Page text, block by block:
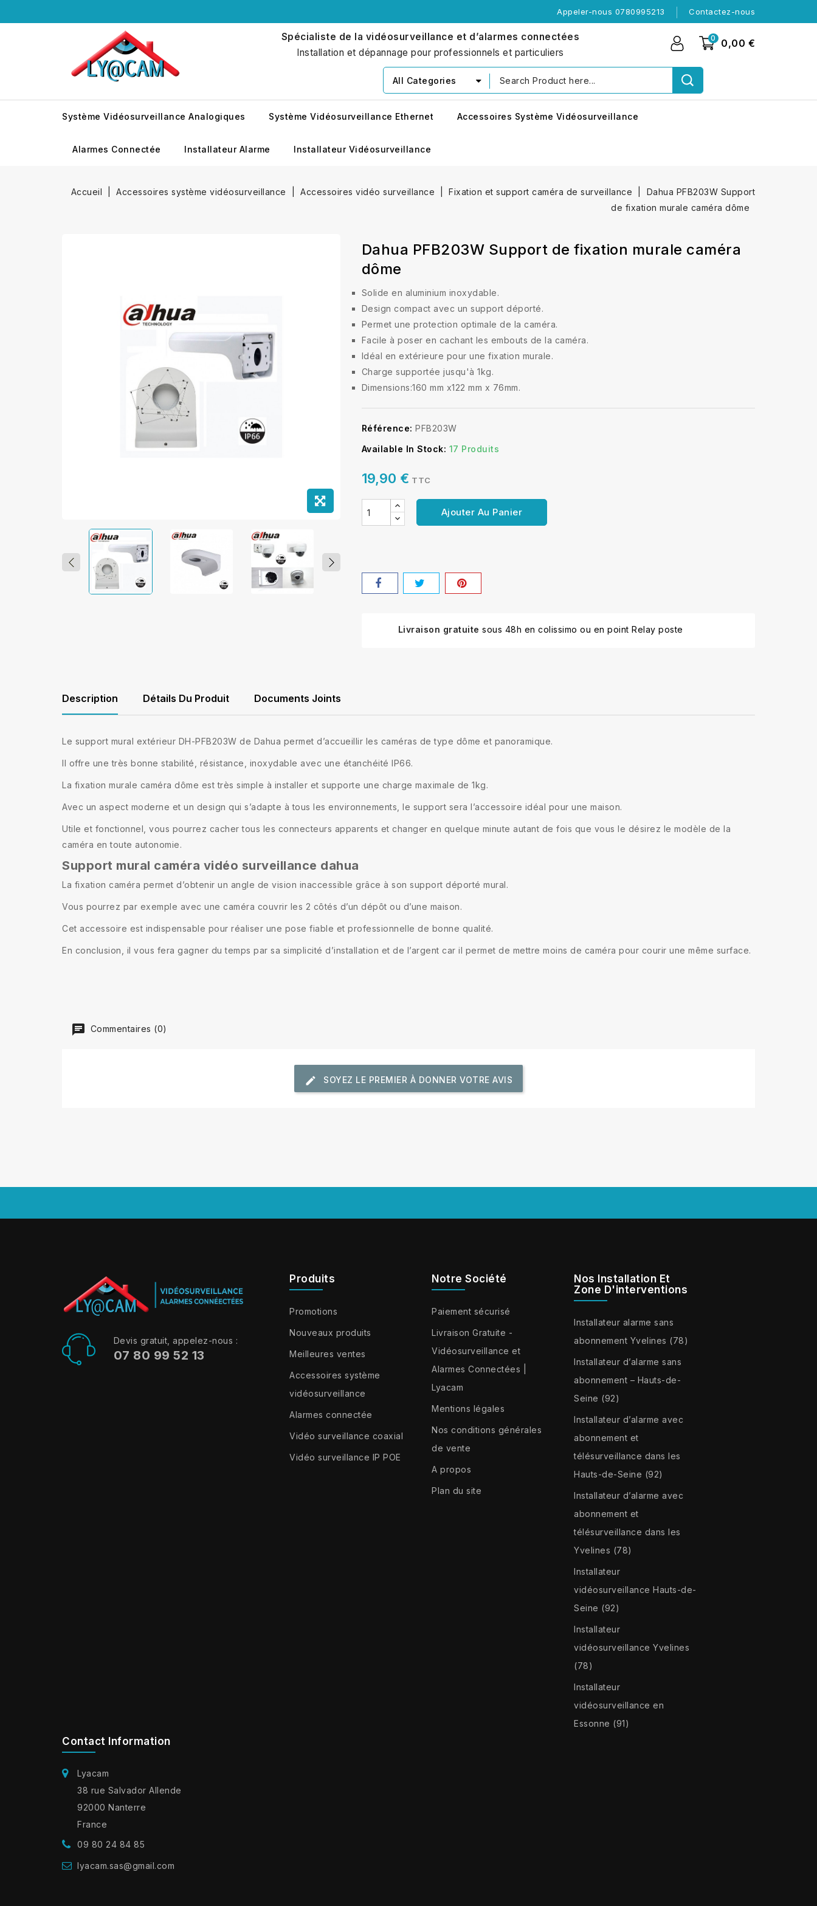
Appeler-nous 0780995213 Contactez-nous
0 0,00 €
Spécialiste de la vidéosurveillance et d’alarmes connectées
Installation et dépannage pour professionnels et particuliers
All Categories
Système Vidéosurveillance Analogiques Système Vidéosurveillance Ethernet Accessoires Système Vidéosurveillance
Alarmes Connectée Installateur Alarme Installateur Vidéosurveillance
Accueil Accessoires système vidéosurveillance Accessoires vidéo surveillance Fixation et support caméra de surveillance
Dahua PFB203W Support
de fixation murale caméra dôme
Dahua PFB203W Support de fixation murale caméra
dôme
Solide en aluminium inoxydable.
Design compact avec un support déporté.
Permet une protection optimale de la caméra.
Facile à poser en cachant les embouts de la caméra.
Idéal en extérieure pour une fixation murale.
Charge supportée jusqu'à 1kg.
Dimensions:160 mm x122 mm x 76mm.
Référence: PFB203W
Available In Stock: 17 Produits
19,90 € TTC
Ajouter Au Panier
Livraison gratuite sous 48h en colissimo ou en point Relay poste
Description Détails Du Produit Documents Joints
Le support mural extérieur DH-PFB203W de Dahua permet d’accueillir les caméras de type dôme et panoramique.
Il offre une très bonne stabilité, résistance, inoxydable avec une étanchéité IP66.
La fixation murale caméra dôme est très simple à installer et supporte une charge maximale de 1kg.
Avec un aspect moderne et un design qui s’adapte à tous les environnements, le support sera l’accessoire idéal pour une maison.
Utile et fonctionnel, vous pourrez cacher tous les connecteurs apparents et changer en quelque minute autant de fois que vous le désirez le modèle de la
caméra en toute autonomie.
Support mural caméra vidéo surveillance dahua
La fixation caméra permet d’obtenir un angle de vision inaccessible grâce à son support déporté mural.
Vous pourrez par exemple avec une caméra couvrir les 2 côtés d’un dépôt ou d’une maison.
Cet accessoire est indispensable pour réaliser une pose fiable et professionnelle de bonne qualité.
En conclusion, il vous fera gagner du temps par sa simplicité d’installation et de l’argent car il permet de mettre moins de caméra pour courir une même surface.
Commentaires (0)
SOYEZ LE PREMIER À DONNER VOTRE AVIS
Devis gratuit, appelez-nous :
07 80 99 52 13
Produits
Promotions
Nouveaux produits
Meilleures ventes
Accessoires système
vidéosurveillance
Alarmes connectée
Vidéo surveillance coaxial
Vidéo surveillance IP POE
Notre Société
Paiement sécurisé
Livraison Gratuite -
Vidéosurveillance et
Alarmes Connectées |
Lyacam
Mentions légales
Nos conditions générales
de vente
A propos
Plan du site
Nos Installation Et
Zone D'interventions
Installateur alarme sans
abonnement Yvelines (78)
Installateur d’alarme sans
abonnement – Hauts-de-
Seine (92)
Installateur d’alarme avec
abonnement et
télésurveillance dans les
Hauts-de-Seine (92)
Installateur d’alarme avec
abonnement et
télésurveillance dans les
Yvelines (78)
Installateur
vidéosurveillance Hauts-de-
Seine (92)
Installateur
vidéosurveillance Yvelines
(78)
Installateur
vidéosurveillance en
Essonne (91)
Contact Information
Lyacam
38 rue Salvador Allende
92000 Nanterre
France
09 80 24 84 85
lyacam.sas@gmail.com